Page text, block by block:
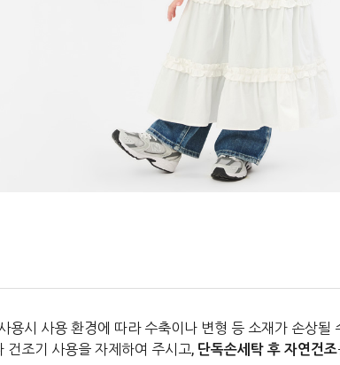
용시 사용 환경에 따라 수축이나 변형 등 소재가 손상될
건조기 사용을 자제하여 주시고, 단독손세탁 후 자연건조